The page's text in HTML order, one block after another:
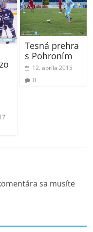
Tesná prehra
s Pohroním
12. apríla 2015
0
sa musíte